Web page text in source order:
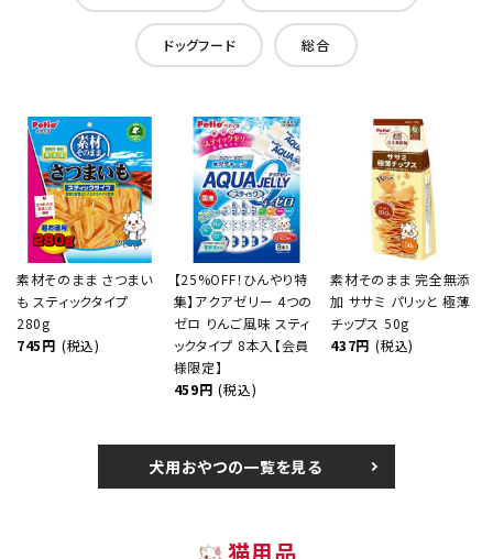
ドッグフード 総合
素材そのまま さつまい
も スティックタイプ
280g
745円 (税込)
【25%OFF！ひんやり特
集】アクアゼリー 4つの
ゼロ りんご風味 スティ
ックタイプ 8本入【会員
様限定】
459円 (税込)
素材そのまま 完全無添
加 ササミ パリッと 極薄
チップス 50g
437円 (税込)
犬用おやつの一覧を見る
猫用品